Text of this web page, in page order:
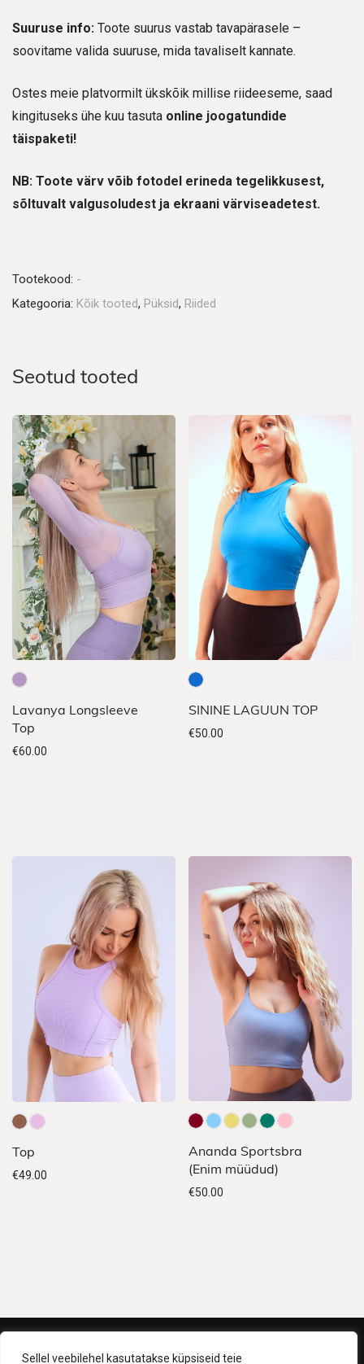
Sellel veebilehel kasutatakse küpsiseid teie
Suuruse info: Toote suurus vastab tavapärasele –
soovitame valida suuruse, mida tavaliselt kannate.
Ostes meie platvormilt ükskõik millise riideeseme, saad
kingituseks ühe kuu tasuta online joogatundide
täispaketi!
NB: Toote värv võib fotodel erineda tegelikkusest,
sõltuvalt valgusoludest ja ekraani värviseadetest.
Tootekood: -
Kategooria: Kõik tooted, Püksid, Riided
Seotud tooted
Sellel
tootel
on
Lavanya Longsleeve
Top
€60.00
Sellel
tootel
tootelehel.
SININE LAGUUN TOP
€50.00
tootel
teha
Top
€49.00
Sellel
tootel
on
teha
Ananda Sportsbra
(Enim müüdud)
€50.00
Müügitingimused